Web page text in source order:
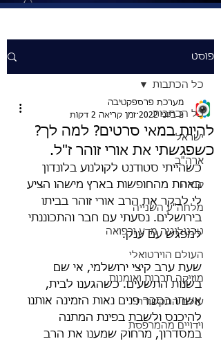
פוסט
כל הכתבות
ישראל
ארה"ב
קנדה
מלחה"ע השנייה
טכנולוגיה מדע ורפואה
העולם הוירטואלי
מוזיקה תרבות ואומנות
עולם התקשורת
וידויים מהמרפסת
כל הכתבות
להיות במאי סרטים? למה לך?
כשפגשתי את אורי זוהר ז"ל.
מערכת פרספקטיבה
2 ביוני 2022
זמן קריאה 2 דקות
כשהייתי סטודנט לקולנוע בלונדון
באחת מהחופשות בארץ מישהו הציע
לי לבקר את הרב אורי זוהר בביתו
בירושלים. נסעתי עם חבר והתכוננתי
למפגש עם ענק.
שעת ערב קיצי ירושלמי, אי שם
בשנות התשעים. כשהגענו לבית,
אשתו בסבר פנים נאות הזמינה אותנו
להיכנס ולשבת בפינת המתנה
במסדרון, מרחוק שמענו את הרב